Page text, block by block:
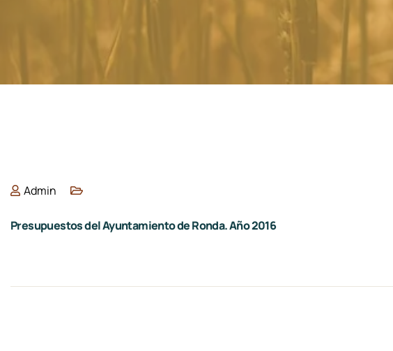
Admin
Presupuestos del Ayuntamiento de Ronda. Año 2016